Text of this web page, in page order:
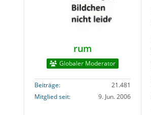
rum
Globaler Moderator
Beiträge
21.481
Mitglied seit
9. Jun. 2006